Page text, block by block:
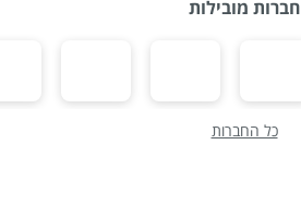
חברות מובילות
כל החברות